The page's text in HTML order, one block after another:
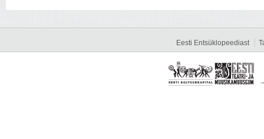
Eesti Entsüklopeediast